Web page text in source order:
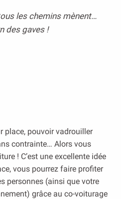
les chemins mènent…
des gaves !
place, pouvoir vadrouiller
contrainte… Alors vous
! C’est une excellente idée
vous pourrez faire profiter
personnes (ainsi que votre
grâce au co-voiturage